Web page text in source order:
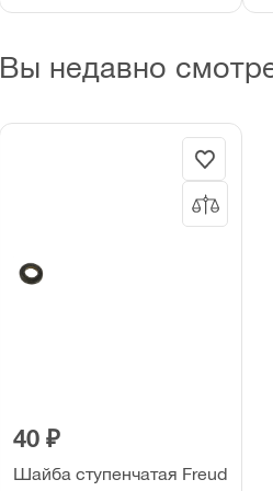
Вы недавно
40 ₽
Шайба ступенчатая Freud